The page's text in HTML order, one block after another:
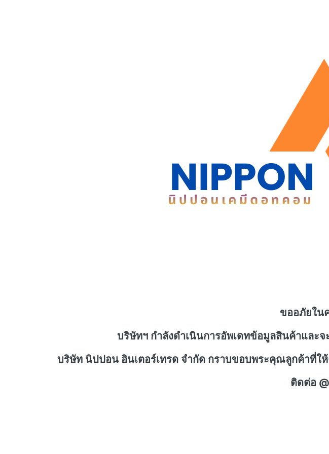
ขออภัยใน
บริษัทฯ กำลังดำเนินการอัพเดทข้อมูลสินค้าและจ
บริษัท นิปปอน อินเตอร์เทรด จำกัด กราบขอบพระคุณลูกค้าที่
ติดต่อ